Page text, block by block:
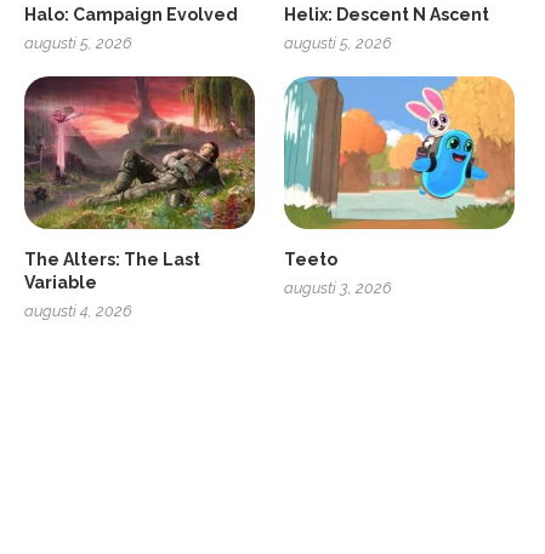
Halo: Campaign Evolved
augusti 5, 2026
Helix: Descent N Ascent
augusti 5, 2026
The Alters: The Last
Variable
augusti 4, 2026
Teeto
augusti 3, 2026
SCUF Gaming Omega